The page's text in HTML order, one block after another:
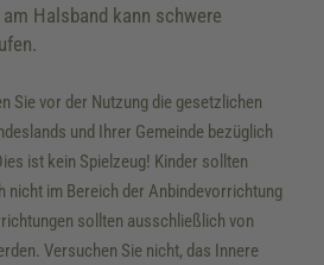
Halsband kann schwere
Sie vor der Nutzung die gesetzlichen
und Ihrer Gemeinde bezüglich
ist kein Spielzeug! Kinder sollten
nicht im Bereich der Anbindevorrichtung
sollten ausschließlich von
Versuchen Sie nicht, das Innere